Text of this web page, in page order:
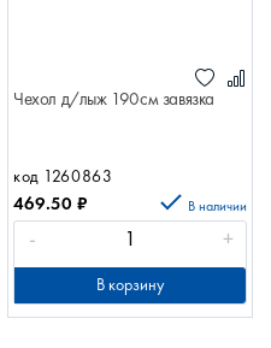
Чехол д/лыж 190см завязка
код 1260863
469.50 ₽ В наличии
- +
В корзину